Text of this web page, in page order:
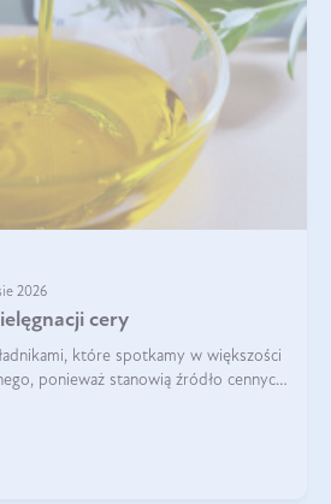
2026
cery
które spotkamy w większości
ponieważ stanowią źródło cennych